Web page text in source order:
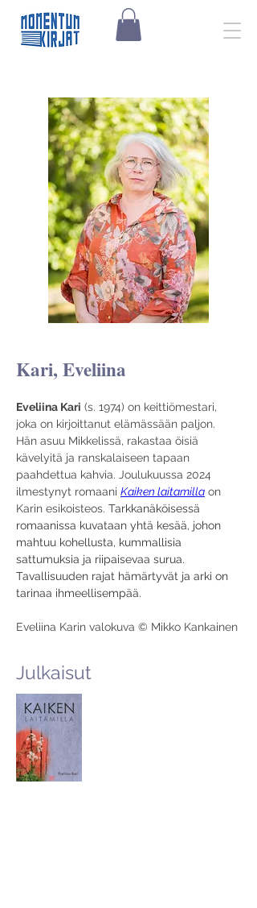
Kari, Eveliina
Eveliina Kari (s. 1974) on keittiömestari,
joka on kirjoittanut elämässään paljon.
Hän asuu Mikkelissä, rakastaa öisiä
kävelyitä ja ranskalaiseen tapaan
paahdettua kahvia. Joulukuussa 2024
ilmestynyt romaani Kaiken laitamilla on
Karin esikoisteos. Tarkkanäköisessä
romaanissa kuvataan yhtä kesää, johon
mahtuu kohellusta, kummallisia
sattumuksia ja riipaisevaa surua.
Tavallisuuden rajat hämärtyvät ja arki on
tarinaa ihmeellisempää.
Eveliina Karin valokuva © Mikko Kankainen
Julkaisut